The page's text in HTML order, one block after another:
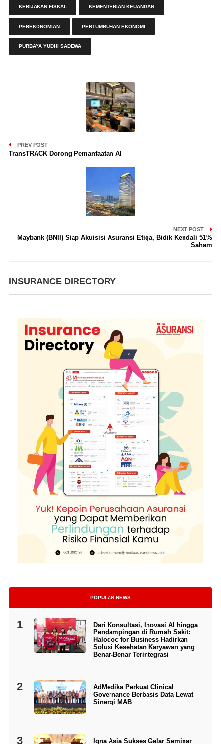
KEBIJAKAN FISKAL KEMENTERIAN KEUANGAN
PEREKONOMIAN PERTUMBUHAN EKONOMI
PURBAYA YUDHI SADEWA
PREV POST
TransTRACK Dorong Pemanfaatan AI
NEXT POST
Maybank (BNII) Siap Akuisisi Asuransi Etiqa, Bidik Kendali 51%
Saham
INSURANCE DIRECTORY
POPULAR NEWS
1
Dari Konsultasi, Inovasi AI hingga
Pendampingan di Rumah Sakit:
Halodoc for Business Hadirkan
Solusi Kesehatan Karyawan yang
Benar-Benar Terintegrasi
2
AdMedika Perkuat Clinical
Governance Berbasis Data Lewat
Sinergi MAB
3 Igna Asia Sukses Gelar Seminar